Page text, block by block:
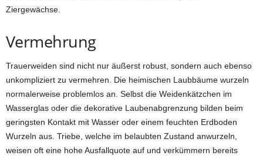
Ziergewächse.
Vermehrung
Trauerweiden sind nicht nur äußerst robust, sondern auch ebenso
unkompliziert zu vermehren. Die heimischen Laubbäume wurzeln
normalerweise problemlos an. Selbst die Weidenkätzchen im
Wasserglas oder die dekorative Laubenabgrenzung bilden beim
geringsten Kontakt mit Wasser oder einem feuchten Erdboden
Wurzeln aus. Triebe, welche im belaubten Zustand anwurzeln,
weisen oft eine hohe Ausfallquote auf und verkümmern bereits